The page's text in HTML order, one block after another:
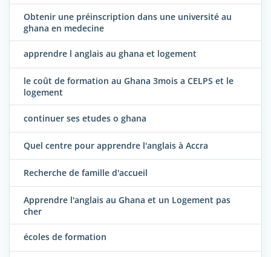
Obtenir une préinscription dans une université au
ghana en medecine
apprendre l anglais au ghana et logement
le coût de formation au Ghana 3mois a CELPS et le
logement
continuer ses etudes o ghana
Quel centre pour apprendre l'anglais à Accra
Recherche de famille d'accueil
Apprendre l'anglais au Ghana et un Logement pas
cher
écoles de formation